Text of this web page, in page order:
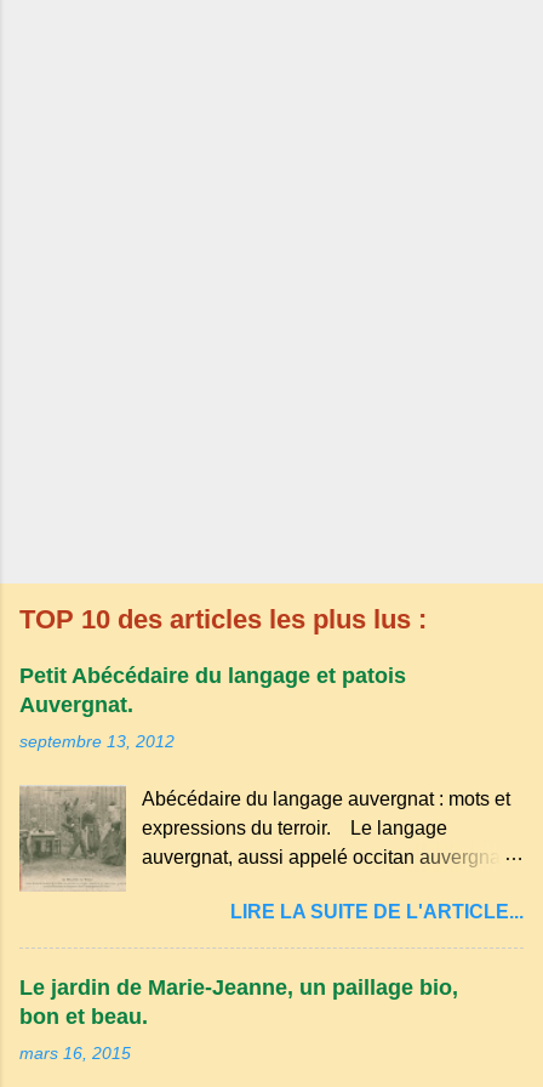
TOP 10 des articles les plus lus :
Petit Abécédaire du langage et patois
Auvergnat.
septembre 13, 2012
Abécédaire du langage auvergnat : mots et
expressions du terroir. Le langage
auvergnat, aussi appelé occitan auvergnat ,
principalement en Auvergne et dans
certaines parties du Massif central . Il
et est classé parmi les dialectes du nord-
LIRE LA SUITE DE L'ARTICLE...
Le jardin de Marie-Jeanne, un paillage bio,
bon et beau.
mars 16, 2015